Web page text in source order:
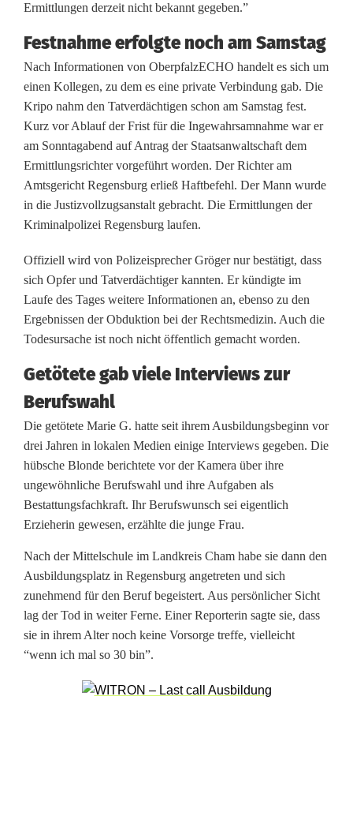
o
f
f
e
r
r
a
u
m
:
K
o
l
l
e
g
e
i
n
U
-
H
Ermittlungen derzeit nicht bekannt gegeben.”
Festnahme erfolgte noch am Samstag
Nach Informationen von OberpfalzECHO handelt es sich um
einen Kollegen, zu dem es eine private Verbindung gab. Die
Kripo nahm den Tatverdächtigen schon am Samstag fest.
Kurz vor Ablauf der Frist für die Ingewahrsamnahme war er
am Sonntagabend auf Antrag der Staatsanwaltschaft dem
Ermittlungsrichter vorgeführt worden. Der Richter am
Amtsgericht Regensburg erließ Haftbefehl. Der Mann wurde
in die Justizvollzugsanstalt gebracht. Die Ermittlungen der
Kriminalpolizei Regensburg laufen.
Offiziell wird von Polizeisprecher Gröger nur bestätigt, dass
sich Opfer und Tatverdächtiger kannten. Er kündigte im
Laufe des Tages weitere Informationen an, ebenso zu den
Ergebnissen der Obduktion bei der Rechtsmedizin. Auch die
Todesursache ist noch nicht öffentlich gemacht worden.
Getötete gab viele Interviews zur
Berufswahl
Die getötete Marie G. hatte seit ihrem Ausbildungsbeginn vor
drei Jahren in lokalen Medien einige Interviews gegeben. Die
hübsche Blonde berichtete vor der Kamera über ihre
ungewöhnliche Berufswahl und ihre Aufgaben als
Bestattungsfachkraft. Ihr Berufswunsch sei eigentlich
Erzieherin gewesen, erzählte die junge Frau.
Nach der Mittelschule im Landkreis Cham habe sie dann den
Ausbildungsplatz in Regensburg angetreten und sich
zunehmend für den Beruf begeistert. Aus persönlicher Sicht
lag der Tod in weiter Ferne. Einer Reporterin sagte sie, dass
sie in ihrem Alter noch keine Vorsorge treffe, vielleicht
“wenn ich mal so 30 bin”.